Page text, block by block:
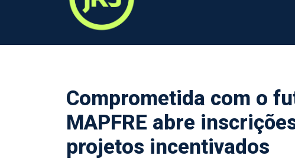
Comprometida com o
MAPFRE abre
projetos incentivados